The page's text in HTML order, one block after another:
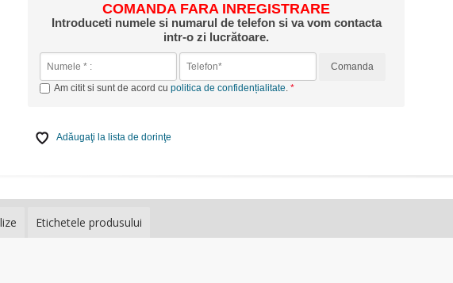
COMANDA FARA INREGISTRARE
Introduceti numele si numarul de telefon si va vom contacta
intr-o zi lucrătoare.
Comanda
Am citit si sunt de acord cupolitica de confidențialitate.
Adăugaţi la lista de dorinţe
Etichetele produsului